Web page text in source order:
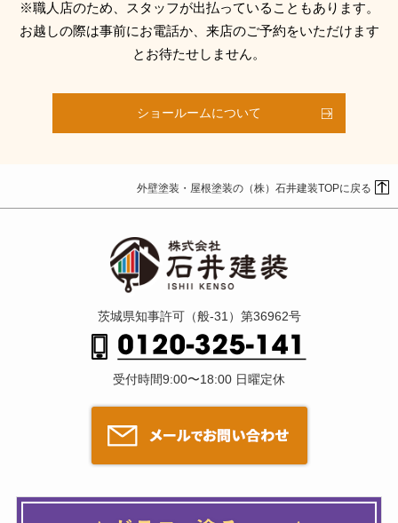
※職人店のため、スタッフが出払っていることもあります。
お越しの際は事前にお電話か、来店のご予約をいただけます
とお待たせしません。
ショールームについて
外壁塗装・屋根塗装の（株）石井建装TOPに戻る
茨城県知事許可（般-31）第36962号
受付時間9:00〜18:00 日曜定休